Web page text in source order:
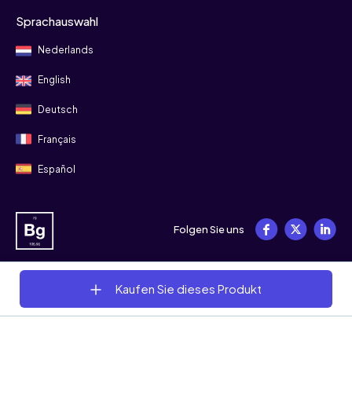
Sprachauswahl
Nederlands
English
Deutsch
Français
Español
Folgen Sie uns
Kaufen Sie dieses Produkt